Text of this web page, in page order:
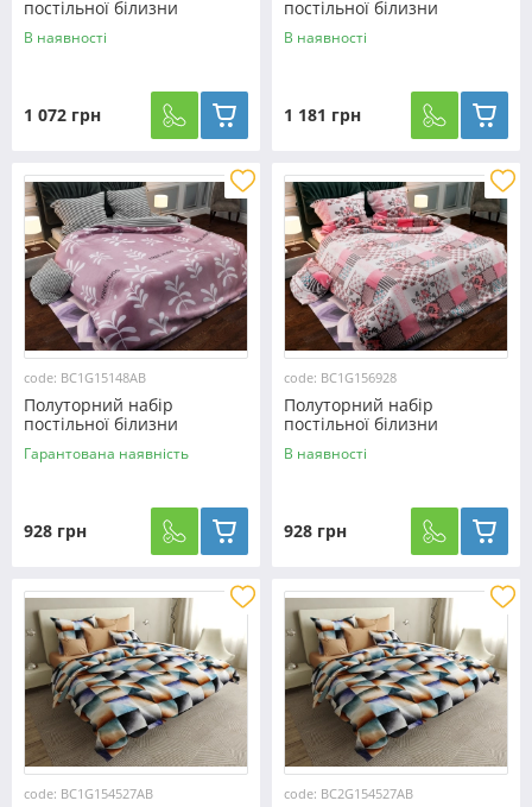
постільної білизни
180*220 із Бязі "Gold"
№151245AB Черешенка™
В наявності
1 072 грн
постільної білизни
200*220 із Бязі "Gold"
№151245AB Черешенка™
В наявності
1 181 грн
code: BC1G15148AB
Полуторний набір
постільної білизни
150*220 із Бязі "Gold"
№15148AB Черешенка™
Гарантована наявність
928 грн
code: BC1G156928
Полуторний набір
постільної білизни
150*220 із Бязі "Gold"
№156928 Черешенка™
В наявності
928 грн
code: BC1G154527AB code: BC2G154527AB